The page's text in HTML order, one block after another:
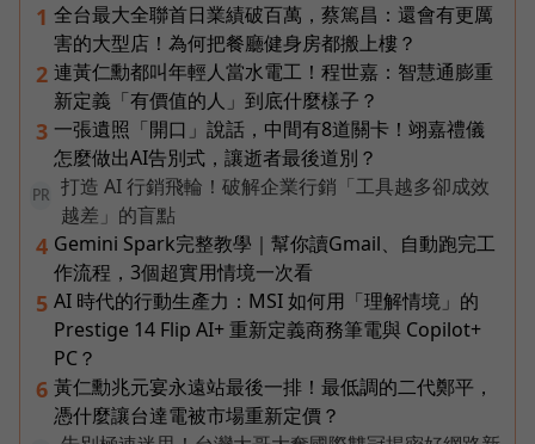
1 全台最大全聯首日業績破百萬，蔡篤昌：還會有更厲
害的大型店！為何把餐廳健身房都搬上樓？
2 連黃仁勳都叫年輕人當水電工！程世嘉：智慧通膨重
新定義「有價值的人」到底什麼樣子？
3 一張遺照「開口」說話，中間有8道關卡！翊嘉禮儀
怎麼做出AI告別式，讓逝者最後道別？
PR
打造 AI 行銷飛輪！破解企業行銷「工具越多卻成效
越差」的盲點
4 Gemini Spark完整教學｜幫你讀Gmail、自動跑完工
作流程，3個超實用情境一次看
5 AI 時代的行動生產力：MSI 如何用「理解情境」的
Prestige 14 Flip AI+ 重新定義商務筆電與 Copilot+
PC？
6 黃仁勳兆元宴永遠站最後一排！最低調的二代鄭平，
憑什麼讓台達電被市場重新定價？